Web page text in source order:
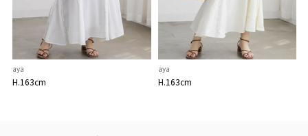
aya
H.163cm
aya
H.163cm